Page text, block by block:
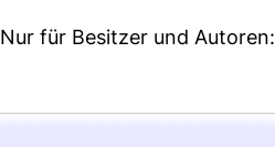
Nur für Besitzer und Autoren: